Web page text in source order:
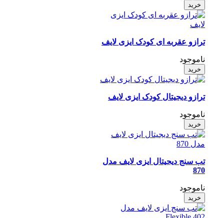
ترازو عقربه ای کودک ایزی لایف
ناموجود
ترازو دیجیتال کودک ایزی لایف
ناموجود
تب سنج دیجیتال ایزی لایف مدل
ناموجود